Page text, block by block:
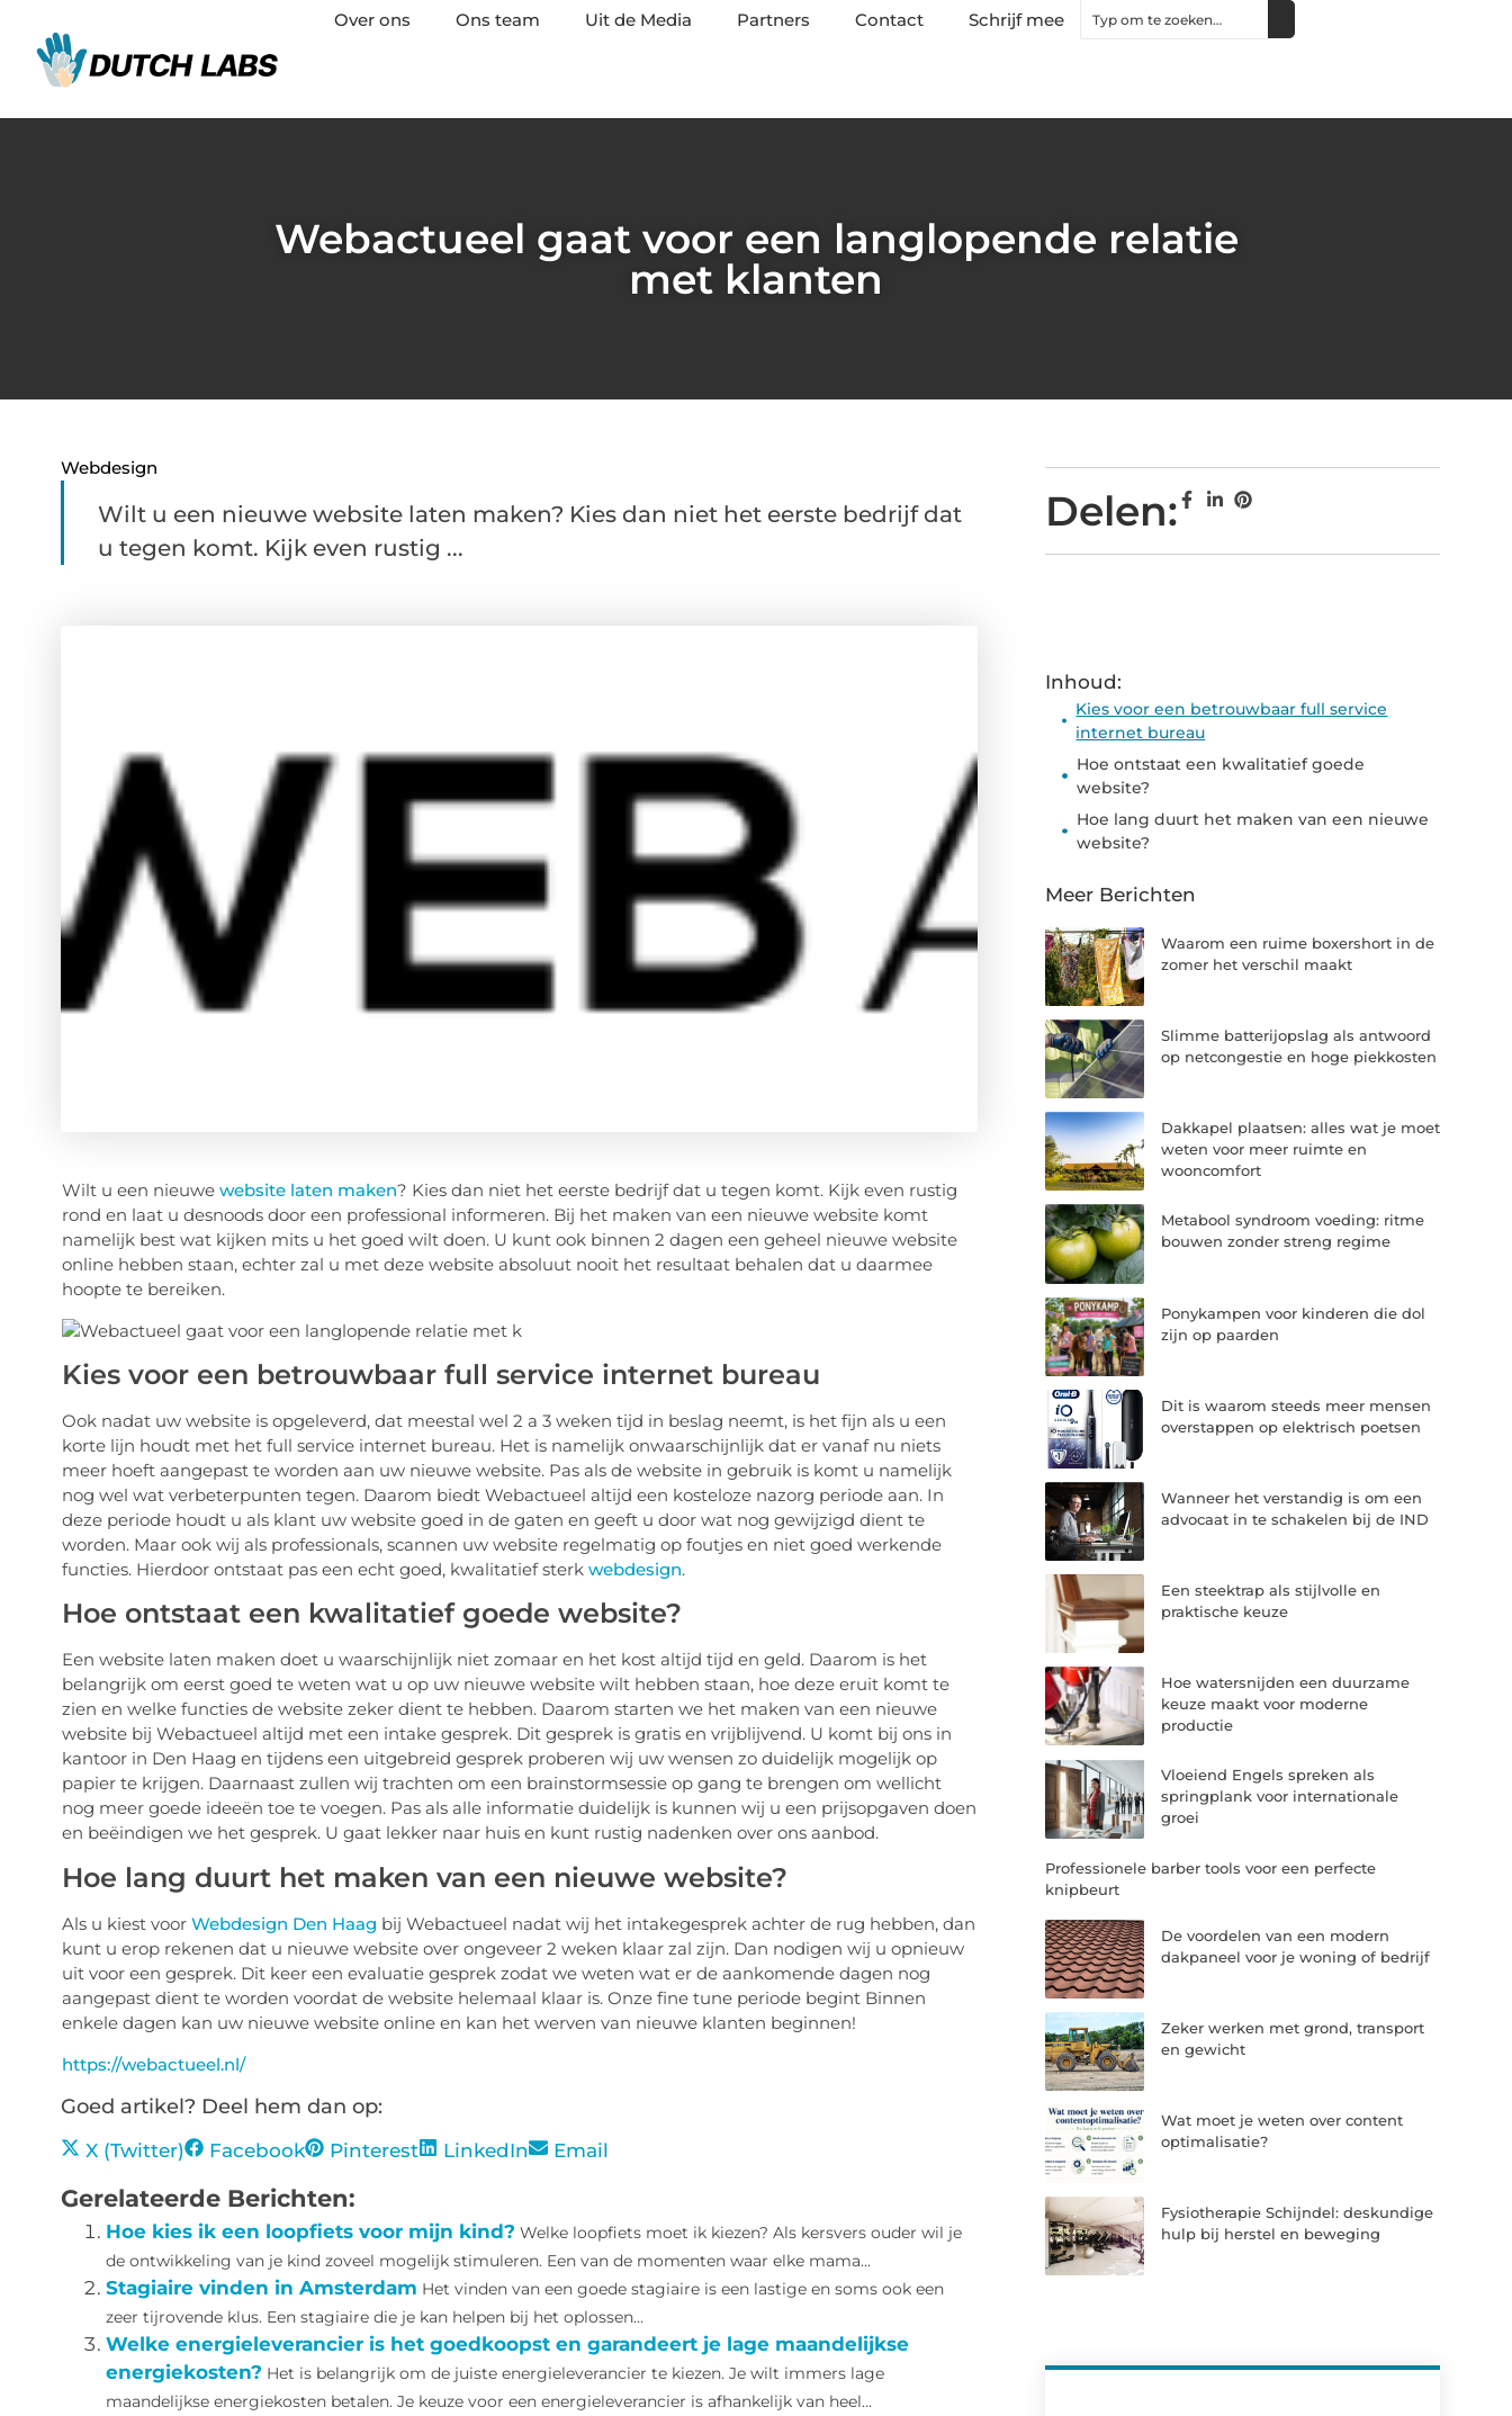
Over ons Ons team Uit de Media Partners Contact Schrijf mee
Webactueel gaat voor een langlopende relatie
met klanten
Webdesign
Wilt u een nieuwe website laten maken? Kies dan niet het eerste bedrijf dat
u tegen komt. Kijk even rustig ...
Wilt u een nieuwe website laten maken? Kies dan niet het eerste bedrijf dat u tegen komt. Kijk even rustig
rond en laat u desnoods door een professional informeren. Bij het maken van een nieuwe website komt
namelijk best wat kijken mits u het goed wilt doen. U kunt ook binnen 2 dagen een geheel nieuwe website
online hebben staan, echter zal u met deze website absoluut nooit het resultaat behalen dat u daarmee
hoopte te bereiken.
Kies voor een betrouwbaar full service internet bureau
Ook nadat uw website is opgeleverd, dat meestal wel 2 a 3 weken tijd in beslag neemt, is het fijn als u een
korte lijn houdt met het full service internet bureau. Het is namelijk onwaarschijnlijk dat er vanaf nu niets
meer hoeft aangepast te worden aan uw nieuwe website. Pas als de website in gebruik is komt u namelijk
nog wel wat verbeterpunten tegen. Daarom biedt Webactueel altijd een kosteloze nazorg periode aan. In
deze periode houdt u als klant uw website goed in de gaten en geeft u door wat nog gewijzigd dient te
worden. Maar ook wij als professionals, scannen uw website regelmatig op foutjes en niet goed werkende
functies. Hierdoor ontstaat pas een echt goed, kwalitatief sterk webdesign.
Hoe ontstaat een kwalitatief goede website?
Een website laten maken doet u waarschijnlijk niet zomaar en het kost altijd tijd en geld. Daarom is het
belangrijk om eerst goed te weten wat u op uw nieuwe website wilt hebben staan, hoe deze eruit komt te
zien en welke functies de website zeker dient te hebben. Daarom starten we het maken van een nieuwe
website bij Webactueel altijd met een intake gesprek. Dit gesprek is gratis en vrijblijvend. U komt bij ons in
kantoor in Den Haag en tijdens een uitgebreid gesprek proberen wij uw wensen zo duidelijk mogelijk op
papier te krijgen. Daarnaast zullen wij trachten om een brainstormsessie op gang te brengen om wellicht
nog meer goede ideeën toe te voegen. Pas als alle informatie duidelijk is kunnen wij u een prijsopgaven doen
en beëindigen we het gesprek. U gaat lekker naar huis en kunt rustig nadenken over ons aanbod.
Hoe lang duurt het maken van een nieuwe website?
Als u kiest voor Webdesign Den Haag bij Webactueel nadat wij het intakegesprek achter de rug hebben, dan
kunt u erop rekenen dat u nieuwe website over ongeveer 2 weken klaar zal zijn. Dan nodigen wij u opnieuw
uit voor een gesprek. Dit keer een evaluatie gesprek zodat we weten wat er de aankomende dagen nog
aangepast dient te worden voordat de website helemaal klaar is. Onze fine tune periode begint Binnen
enkele dagen kan uw nieuwe website online en kan het werven van nieuwe klanten beginnen!
https://webactueel.nl/
Goed artikel? Deel hem dan op:
X (Twitter) Facebook Pinterest LinkedIn Email
Gerelateerde Berichten:
Hoe kies ik een loopfiets voor mijn kind? Welke loopfiets moet ik kiezen? Als kersvers ouder wil je
de ontwikkeling van je kind zoveel mogelijk stimuleren. Een van de momenten waar elke mama...
Stagiaire vinden in Amsterdam Het vinden van een goede stagiaire is een lastige en soms ook een
zeer tijrovende klus. Een stagiaire die je kan helpen bij het oplossen...
Welke energieleverancier is het goedkoopst en garandeert je lage maandelijkse
energiekosten? Het is belangrijk om de juiste energieleverancier te kiezen. Je wilt immers lage
maandelijkse energiekosten betalen. Je keuze voor een energieleverancier is afhankelijk van heel...
Delen:
Inhoud:
Kies voor een betrouwbaar full service
internet bureau
Hoe ontstaat een kwalitatief goede
website?
Hoe lang duurt het maken van een nieuwe
website?
Meer Berichten
Waarom een ruime boxershort in de
zomer het verschil maakt
Slimme batterijopslag als antwoord
op netcongestie en hoge piekkosten
Dakkapel plaatsen: alles wat je moet
weten voor meer ruimte en
wooncomfort
Metabool syndroom voeding: ritme
bouwen zonder streng regime
Ponykampen voor kinderen die dol
zijn op paarden
Dit is waarom steeds meer mensen
overstappen op elektrisch poetsen
Wanneer het verstandig is om een
advocaat in te schakelen bij de IND
Een steektrap als stijlvolle en
praktische keuze
Hoe watersnijden een duurzame
keuze maakt voor moderne
productie
Vloeiend Engels spreken als
springplank voor internationale
groei
Professionele barber tools voor een perfecte
knipbeurt
De voordelen van een modern
dakpaneel voor je woning of bedrijf
Zeker werken met grond, transport
en gewicht
Wat moet je weten over content
optimalisatie?
Fysiotherapie Schijndel: deskundige
hulp bij herstel en beweging